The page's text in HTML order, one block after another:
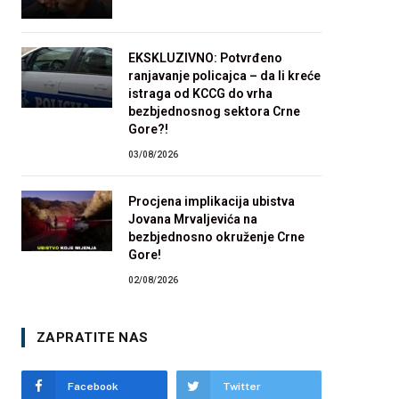
EKSKLUZIVNO: Potvrđeno
ranjavanje policajca – da li kreće
istraga od KCCG do vrha
bezbjednosnog sektora Crne
Gore?!
03/08/2026
Procjena implikacija ubistva
Jovana Mrvaljevića na
bezbjednosno okruženje Crne
Gore!
02/08/2026
ZAPRATITE NAS
Facebook Twitter